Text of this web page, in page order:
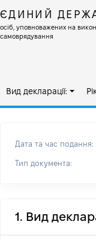
ЄДИНИЙ
осіб, уповноважених на
самоврядування
Вид декларації:
Дата та час подання:
Тип документа:
1. Вид